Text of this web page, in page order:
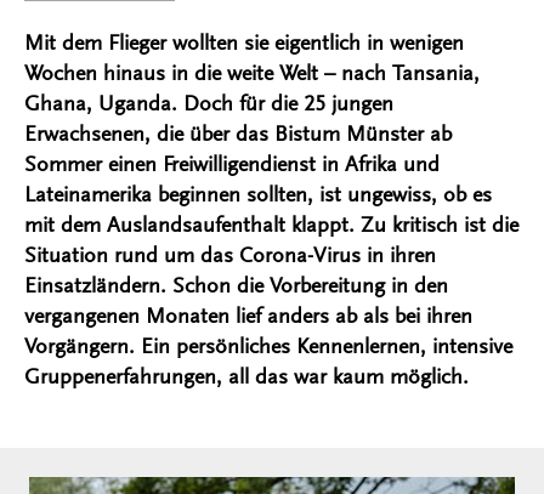
Mit dem Flieger wollten sie eigentlich in wenigen
Wochen hinaus in die weite Welt – nach Tansania,
Ghana, Uganda. Doch für die 25 jungen
Erwachsenen, die über das Bistum Münster ab
Sommer einen Freiwilligendienst in Afrika und
Lateinamerika beginnen sollten, ist ungewiss, ob es
mit dem Auslandsaufenthalt klappt. Zu kritisch ist die
Situation rund um das Corona-Virus in ihren
Einsatzländern. Schon die Vorbereitung in den
vergangenen Monaten lief anders ab als bei ihren
Vorgängern. Ein persönliches Kennenlernen, intensive
Gruppenerfahrungen, all das war kaum möglich.